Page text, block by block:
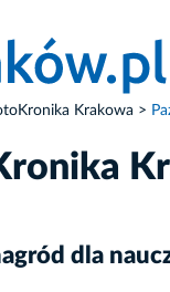
Krakowa
dla